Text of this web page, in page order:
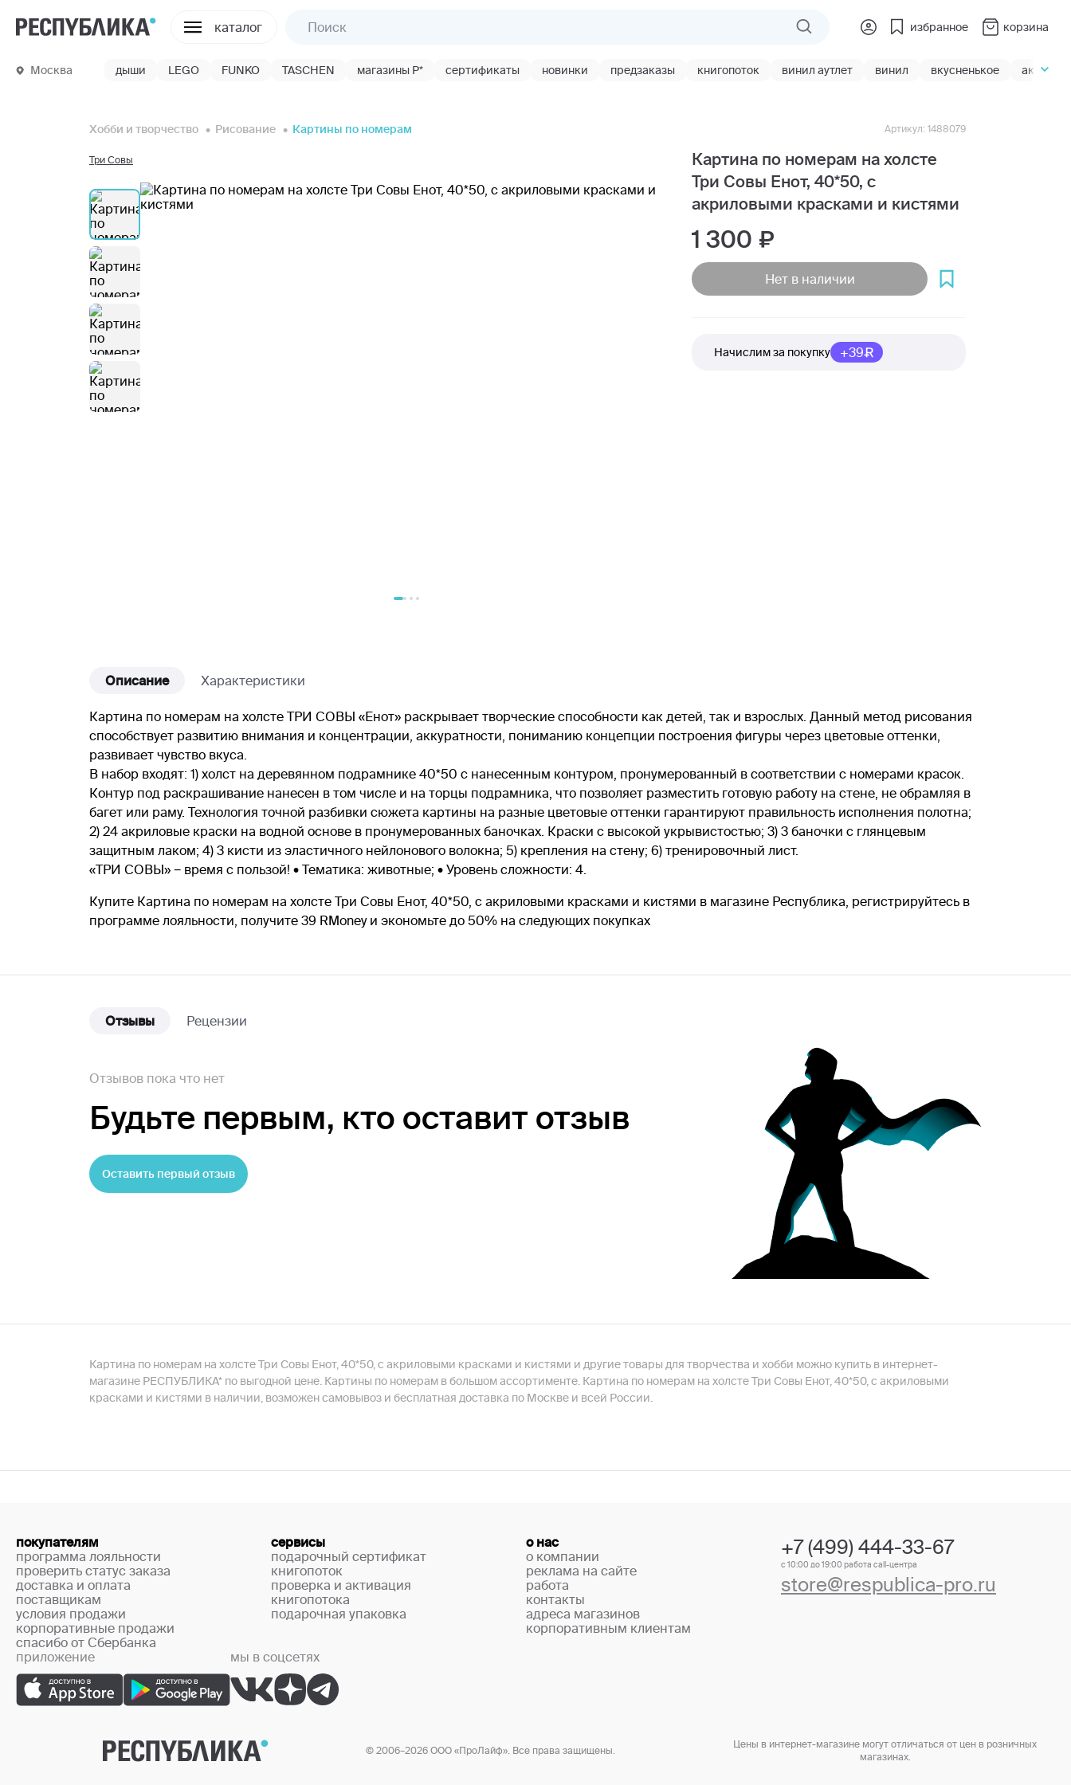
каталог избранное корзина
Москва дыши LEGO FUNKO TASCHEN магазины Р* сертификаты новинки предзаказы книгопоток винил аутлет винил вкусненькое акции
Хобби и творчество Рисование Картины по номерам
Три Совы
Картина по номерам на холсте
Три Совы Енот, 40*50, с
акриловыми красками и кистями
Артикул: 1488079
1 300
Нет в наличии
Начислим за покупку +39
Описание Характеристики
Картина по номерам на холсте ТРИ СОВЫ «Енот» раскрывает творческие способности как детей, так и взрослых. Данный метод рисования
способствует развитию внимания и концентрации, аккуратности, пониманию концепции построения фигуры через цветовые оттенки,
развивает чувство вкуса.
В набор входят: 1) холст на деревянном подрамнике 40*50 с нанесенным контуром, пронумерованный в соответствии с номерами красок.
Контур под раскрашивание нанесен в том числе и на торцы подрамника, что позволяет разместить готовую работу на стене, не обрамляя в
багет или раму. Технология точной разбивки сюжета картины на разные цветовые оттенки гарантируют правильность исполнения полотна;
2) 24 акриловые краски на водной основе в пронумерованных баночках. Краски с высокой укрывистостью; 3) 3 баночки с глянцевым
защитным лаком; 4) 3 кисти из эластичного нейлонового волокна; 5) крепления на стену; 6) тренировочный лист.
«ТРИ СОВЫ» − время с пользой! • Тематика: животные; • Уровень сложности: 4.
Купите Картина по номерам на холсте Три Совы Енот, 40*50, с акриловыми красками и кистями в магазине Республика, регистрируйтесь в
программе лояльности, получите 39 RMoney и экономьте до 50% на следующих покупках
Отзывы Рецензии
Отзывов пока что нет
Будьте первым, кто оставит отзыв
Оставить первый отзыв
Картина по номерам на холсте Три Совы Енот, 40*50, с акриловыми красками и кистями и другие товары для творчества и хобби можно купить в интернет-
магазине РЕСПУБЛИКА* по выгодной цене. Картины по номерам в большом ассортименте. Картина по номерам на холсте Три Совы Енот, 40*50, с акриловыми
красками и кистями в наличии, возможен самовывоз и бесплатная доставка по Москве и всей России.
покупателям
программа лояльности
проверить статус заказа
доставка и оплата
поставщикам
условия продажи
корпоративные продажи
спасибо от Сбербанка
сервисы
подарочный сертификат
книгопоток
проверка и активация
книгопотока
подарочная упаковка
о нас
о компании
реклама на сайте
работа
контакты
адреса магазинов
корпоративным клиентам
+7 (499) 444-33-67
с 10:00 до 19:00 работа call-центра
store@respublica-pro.ru
приложение мы в соцсетях
© 2006–2026 ООО «ПроЛайф». Все права защищены.
Цены в интернет-магазине могут отличаться от цен в розничных
магазинах.